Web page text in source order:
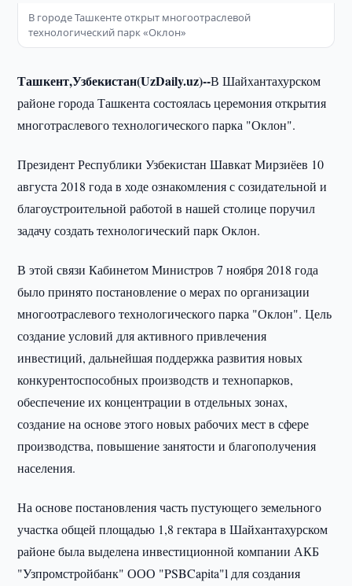
В городе Ташкенте открыт многоотраслевой
технологический парк «Оклон»
Ташкент,Узбекистан(UzDaily.uz)--В Шайхантахурском
районе города Ташкента состоялась церемония открытия
многотраслевого технологического парка "Оклон".
Президент Республики Узбекистан Шавкат Мирзиёев 10
августа 2018 года в ходе ознакомления с созидательной и
благоустроительной работой в нашей столице поручил
задачу создать технологический парк Оклон.
В этой связи Кабинетом Министров 7 ноября 2018 года
было принято постановление о мерах по организации
многоотраслевого технологического парка "Оклон". Цель
создание условий для активного привлечения
инвестиций, дальнейшая поддержка развития новых
конкурентоспособных производств и технопарков,
обеспечение их концентрации в отдельных зонах,
создание на основе этого новых рабочих мест в сфере
производства, повышение занятости и благополучения
населения.
На основе постановления часть пустующего земельного
участка общей площадью 1,8 гектара в Шайхантахурском
районе была выделена инвестиционной компании АКБ
"Узпромстройбанк" ООО "PSBCapita"l для создания